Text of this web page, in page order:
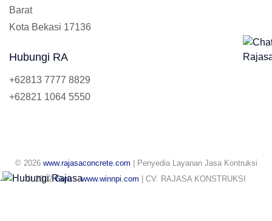
Barat
Kota Bekasi 17136
Hubungi RA
+62813 7777 8829
+62821 1064 5550
© 2026 www.rajasaconcrete.com | Penyedia Layanan Jasa Kontruksi
© 2012Guru- www.winnpi.com | CV. RAJASA KONSTRUKSI
.